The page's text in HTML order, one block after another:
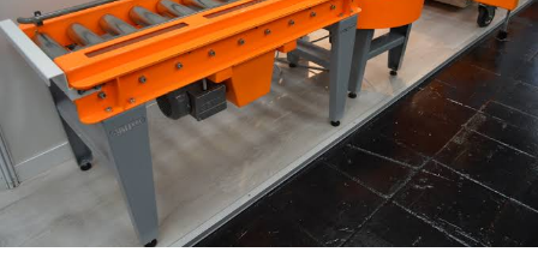
Utilajul greu se referă la echipamente și componente
industriale de gabarit și greutate mare — schimbătoare
de căldură, structuri metalice sudate, componente
pentru turbine, echipamente pentru instalații miniere
sau de procesare — care necesită capacități de producție
specializate: mașini-unelte de mare capacitate, echipe
de sudori calificați pentru grosimi și materiale variate,
precum și instalații de tratament termic capabile să